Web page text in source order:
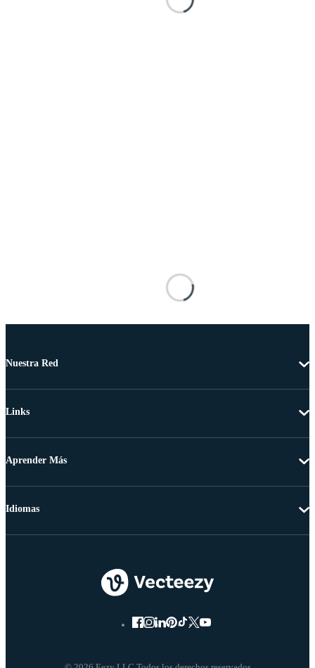
Nuestra Red
Links
Aprender Más
Idiomas